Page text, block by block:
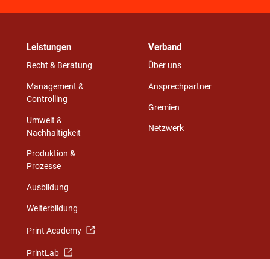
Leistungen
Recht & Beratung
Management &
Controlling
Umwelt &
Nachhaltigkeit
Produktion &
Prozesse
Ausbildung
Weiterbildung
Print Academy
PrintLab
Verband
Über uns
Ansprechpartner
Gremien
Netzwerk